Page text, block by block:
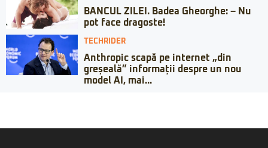
BANCUL ZILEI. Badea Gheorghe: – Nu
pot face dragoste!
TECHRIDER
Anthropic scapă pe internet „din
greșeală” informații despre un nou
model AI, mai...